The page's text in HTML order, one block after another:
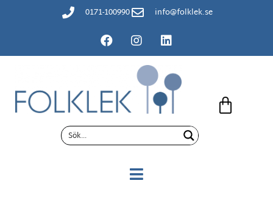
0171-100990 info@folklek.se